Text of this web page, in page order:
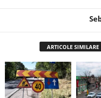
ARTICOLE SIMILARE